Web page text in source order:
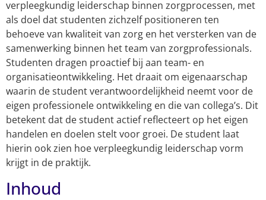
verpleegkundig leiderschap binnen zorgprocessen, met
als doel dat studenten zichzelf positioneren ten
behoeve van kwaliteit van zorg en het versterken van de
samenwerking binnen het team van zorgprofessionals.
Studenten dragen proactief bij aan team- en
organisatieontwikkeling. Het draait om eigenaarschap
waarin de student verantwoordelijkheid neemt voor de
eigen professionele ontwikkeling en die van collega’s. Dit
betekent dat de student actief reflecteert op het eigen
handelen en doelen stelt voor groei. De student laat
hierin ook zien hoe verpleegkundig leiderschap vorm
krijgt in de praktijk.
Inhoud